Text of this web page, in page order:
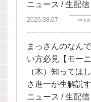
ニュース / 生配
2026.08.07 中道
まっさんのなん
い方必見【モー
（木）知ってほ
さ進一が生解説
ニュース / 生配